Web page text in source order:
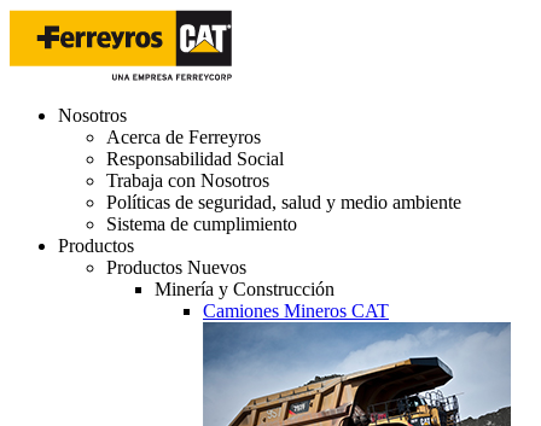
Nosotros
Acerca de Ferreyros
Responsabilidad Social
Trabaja con Nosotros
Políticas de seguridad, salud y medio ambiente
Sistema de cumplimiento
Productos
Productos Nuevos
Minería y Construcción
Camiones Mineros CAT